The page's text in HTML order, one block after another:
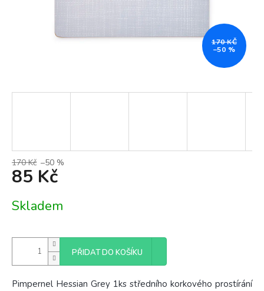
170 KČ
–50 %
170 Kč –50 %
85 Kč
cena:
Skladem
PŘIDAT DO KOŠÍKU
Pimpernel Hessian Grey 1ks středního korkového prostírání